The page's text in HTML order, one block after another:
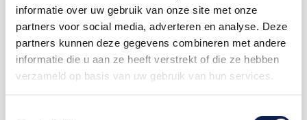
informatie over uw gebruik van onze site met onze
partners voor social media, adverteren en analyse. Deze
partners kunnen deze gegevens combineren met andere
informatie die u aan ze heeft verstrekt of die ze hebben
verzameld op basis van uw gebruik van hun services.
€ 0,20 € 150,00
750 € 0,15 € 262,50